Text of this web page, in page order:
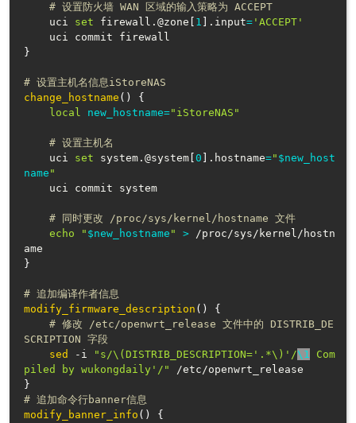
# 设置防火墙 WAN 区域的输入策略为 ACCEPT
    uci
set firewall.@zone 1 .input= 'ACCEPT'
}
# 设置主机名信息iStoreNAS
change_hostname ( )
{
local
new_hostname="iStoreNAS"
# 设置主机名
    uci
set system.@system 0 .hostname=" $new_host
name "
# 同时更改 /proc/sys/kernel/hostname 文件
echo
" $new_hostname " > /proc/sys/kernel/hostn
}
# 追加编译作者信息
modify_firmware_description ( )
{
# 修改 /etc/openwrt_release 文件中的 DISTRIB_DE
SCRIPTION 字段
sed
-i "s/\(DISTRIB_DESCRIPTION='.*\)'/\1 Com
piled by wukongdaily'/"
}
# 追加命令行banner信息
modify_banner_info ( )
{